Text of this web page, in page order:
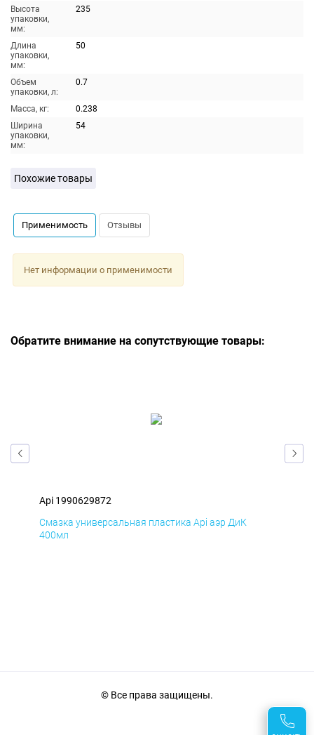
Высота
упаковки,
мм:
235
Длина
упаковки,
мм:
50
Объем
упаковки, л:
0.7
Масса, кг:
0.238
Ширина
упаковки,
мм:
54
Похожие товары
Применимость Отзывы
Нет информации о применимости
Обратите внимание на сопутствующие товары:
Api 1990629872
Смазка универсальная пластика Api аэр ДиК
400мл
© Все права защищены.